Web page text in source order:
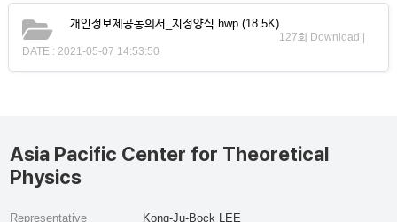
개인정보제공동의서_지정양식.hwp(18.5K)
127회 Download |
DATE : 2021-05-07 14:53:50
Asia Pacific Center for Theoretical
Physics
Representative
Kong-Ju-Bock LEE